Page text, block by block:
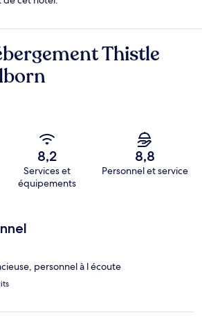
Thistle
8,2
Services et
équipements
8,8
Personnel et service
personnel à l écoute